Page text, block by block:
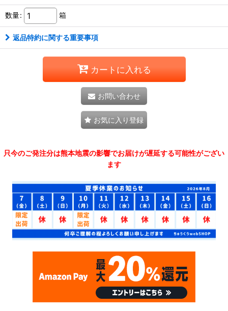
数量: 箱
返品特約に関する重要事項
カートに入れる
お問い合わせ
お気に入り登録
只今のご発注分は熊本地震の影響でお届けが遅延する可能性がござい
ます